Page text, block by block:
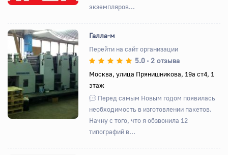
экземпляров...
Назад Вперед
Галла-м
Перейти на сайт организации
5.0 • 2 отзыва
Москва, улица Прянишникова, 19а ст4, 1
этаж
Перед самым Новым годом появилась
необходимость в изготовлении пакетов.
Начну с того, что я обзвонила 12
типографий в...